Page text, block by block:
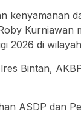
kenyamanan
Kurniawan
2026 di
Bintan,
ASDP dan